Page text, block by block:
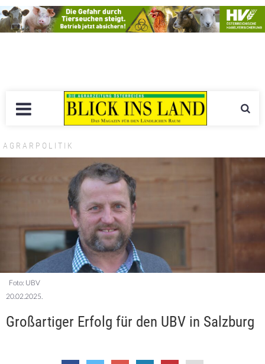
AGRARPOLITIK
Foto: UBV
20.02.2025.
Großartiger Erfolg für den UBV in Salzburg